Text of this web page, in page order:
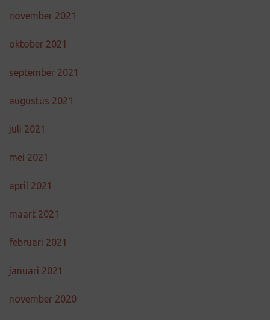
november 2021
oktober 2021
september 2021
augustus 2021
juli 2021
mei 2021
april 2021
maart 2021
februari 2021
januari 2021
november 2020